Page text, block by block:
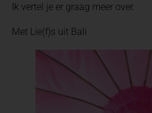
Ik vertel je er graag meer over.
Met Lie(f)s uit Bali